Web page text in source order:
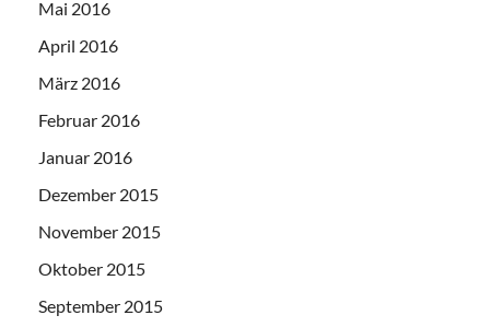
Mai 2016
April 2016
März 2016
Februar 2016
Januar 2016
Dezember 2015
November 2015
Oktober 2015
September 2015